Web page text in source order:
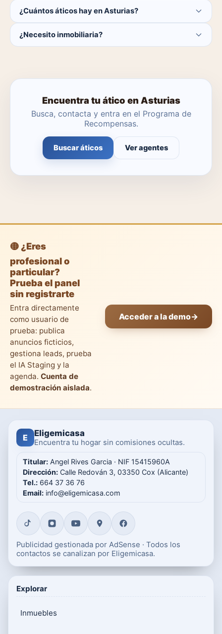
¿Cuántos áticos hay en Asturias?
catálogo se actualiza a diario.
¿Necesito inmobiliaria?
Encuentra tu ático en Asturias
Busca, contacta y entra en el Programa de
Recompensas.
Buscar áticos Ver agentes
🟡 ¿Eres
profesional o
particular?
Prueba el panel
sin registrarte
Entra directamente
como usuario de
prueba: publica
anuncios ficticios,
gestiona leads, prueba
el IA Staging y la
agenda. Cuenta de
demostración aislada.
Acceder a la demo→
E Eligemicasa
Encuentra tu hogar sin comisiones ocultas.
Titular: Angel Rives Garcia · NIF 15415960A
Dirección: Calle Redován 3, 03350 Cox (Alicante)
Tel.: 664 37 36 76
Email: info@eligemicasa.com
Publicidad gestionada por AdSense · Todos los
contactos se canalizan por Eligemicasa.
Explorar
Inmuebles